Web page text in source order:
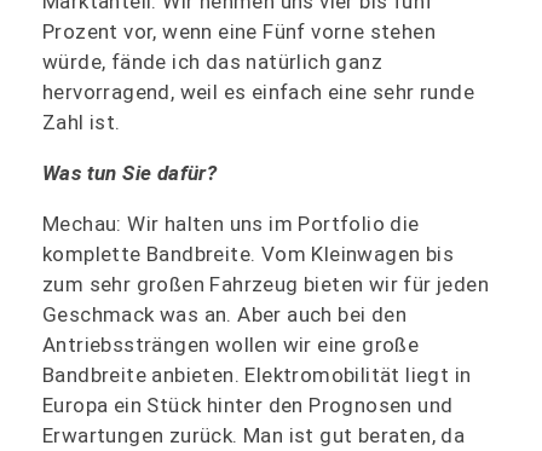
Prozent vor, wenn eine Fünf vorne stehen
würde, fände ich das natürlich ganz
hervorragend, weil es einfach eine sehr runde
Zahl ist.
Was tun Sie dafür?
Mechau: Wir halten uns im Portfolio die
komplette Bandbreite. Vom Kleinwagen bis
zum sehr großen Fahrzeug bieten wir für jeden
Geschmack was an. Aber auch bei den
Antriebssträngen wollen wir eine große
Bandbreite anbieten. Elektromobilität liegt in
Europa ein Stück hinter den Prognosen und
Erwartungen zurück. Man ist gut beraten, da